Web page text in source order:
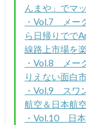
んまや」でマ
・Vol.7 メー
ら日帰りでで
線路上市場を
・Vol.8 メー
りえない面白
・Vol.9 スワ
航空＆日本航
・Vol.10 日